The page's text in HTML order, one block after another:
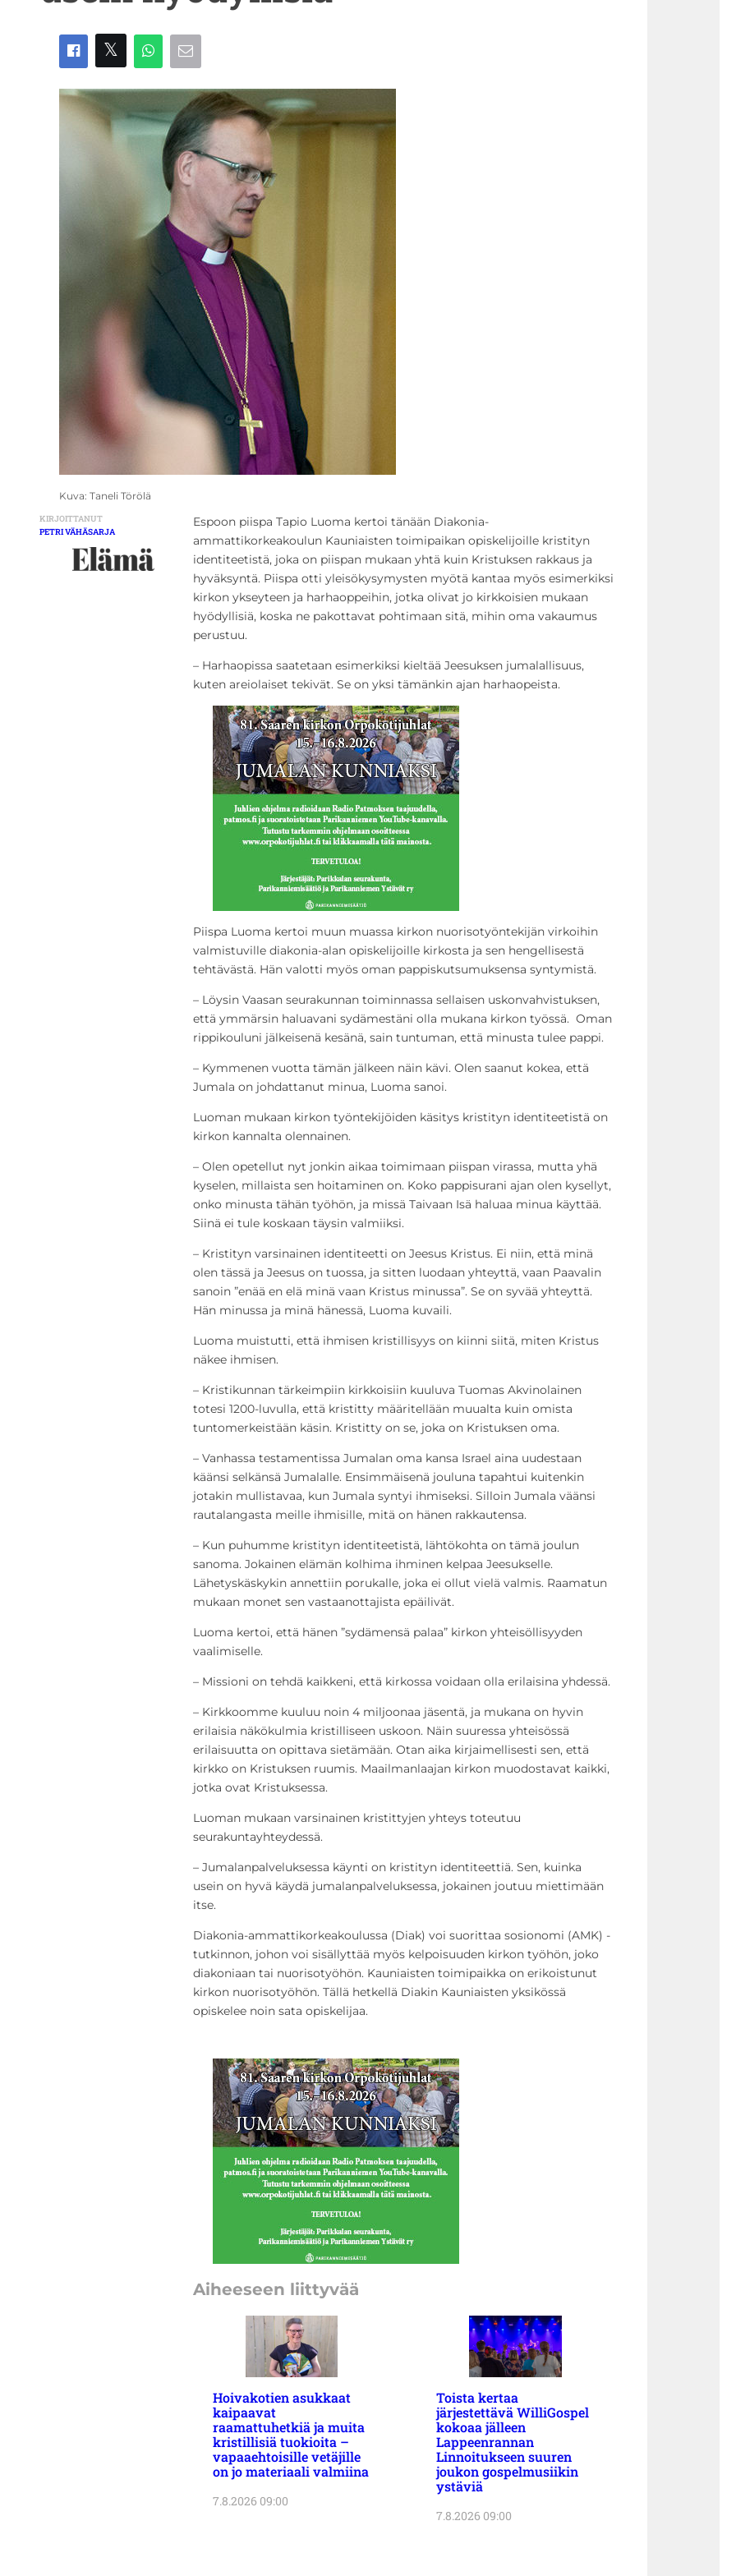
Kuva: Taneli Törölä
KIRJOITTANUT
PETRI VÄHÄSARJA
Espoon piispa Tapio Luoma kertoi tänään Diakonia-
ammattikorkeakoulun Kauniaisten toimipaikan opiskelijoille kristityn
identiteetistä, joka on piispan mukaan yhtä kuin Kristuksen rakkaus ja
hyväksyntä. Piispa otti yleisökysymysten myötä kantaa myös esimerkiksi
kirkon ykseyteen ja harhaoppeihin, jotka olivat jo kirkkoisien mukaan
hyödyllisiä, koska ne pakottavat pohtimaan sitä, mihin oma vakaumus
perustuu.
– Harhaopissa saatetaan esimerkiksi kieltää Jeesuksen jumalallisuus,
kuten areiolaiset tekivät. Se on yksi tämänkin ajan harhaopeista.
Piispa Luoma kertoi muun muassa kirkon nuorisotyöntekijän virkoihin
valmistuville diakonia-alan opiskelijoille kirkosta ja sen hengellisestä
tehtävästä. Hän valotti myös oman pappiskutsumuksensa syntymistä.
– Löysin Vaasan seurakunnan toiminnassa sellaisen uskonvahvistuksen,
että ymmärsin haluavani sydämestäni olla mukana kirkon työssä. Oman
rippikouluni jälkeisenä kesänä, sain tuntuman, että minusta tulee pappi.
– Kymmenen vuotta tämän jälkeen näin kävi. Olen saanut kokea, että
Jumala on johdattanut minua, Luoma sanoi.
Luoman mukaan kirkon työntekijöiden käsitys kristityn identiteetistä on
kirkon kannalta olennainen.
– Olen opetellut nyt jonkin aikaa toimimaan piispan virassa, mutta yhä
kyselen, millaista sen hoitaminen on. Koko pappisurani ajan olen kysellyt,
onko minusta tähän työhön, ja missä Taivaan Isä haluaa minua käyttää.
Siinä ei tule koskaan täysin valmiiksi.
– Kristityn varsinainen identiteetti on Jeesus Kristus. Ei niin, että minä
olen tässä ja Jeesus on tuossa, ja sitten luodaan yhteyttä, vaan Paavalin
sanoin ”enää en elä minä vaan Kristus minussa”. Se on syvää yhteyttä.
Hän minussa ja minä hänessä, Luoma kuvaili.
Luoma muistutti, että ihmisen kristillisyys on kiinni siitä, miten Kristus
näkee ihmisen.
– Kristikunnan tärkeimpiin kirkkoisiin kuuluva Tuomas Akvinolainen
totesi 1200-luvulla, että kristitty määritellään muualta kuin omista
tuntomerkeistään käsin. Kristitty on se, joka on Kristuksen oma.
– Vanhassa testamentissa Jumalan oma kansa Israel aina uudestaan
käänsi selkänsä Jumalalle. Ensimmäisenä jouluna tapahtui kuitenkin
jotakin mullistavaa, kun Jumala syntyi ihmiseksi. Silloin Jumala väänsi
rautalangasta meille ihmisille, mitä on hänen rakkautensa.
– Kun puhumme kristityn identiteetistä, lähtökohta on tämä joulun
sanoma. Jokainen elämän kolhima ihminen kelpaa Jeesukselle.
Lähetyskäskykin annettiin porukalle, joka ei ollut vielä valmis. Raamatun
mukaan monet sen vastaanottajista epäilivät.
Luoma kertoi, että hänen ”sydämensä palaa” kirkon yhteisöllisyyden
vaalimiselle.
– Missioni on tehdä kaikkeni, että kirkossa voidaan olla erilaisina yhdessä.
– Kirkkoomme kuuluu noin 4 miljoonaa jäsentä, ja mukana on hyvin
erilaisia näkökulmia kristilliseen uskoon. Näin suuressa yhteisössä
erilaisuutta on opittava sietämään. Otan aika kirjaimellisesti sen, että
kirkko on Kristuksen ruumis. Maailmanlaajan kirkon muodostavat kaikki,
jotka ovat Kristuksessa.
Luoman mukaan varsinainen kristittyjen yhteys toteutuu
seurakuntayhteydessä.
– Jumalanpalveluksessa käynti on kristityn identiteettiä. Sen, kuinka
usein on hyvä käydä jumalanpalveluksessa, jokainen joutuu miettimään
itse.
Diakonia-ammattikorkeakoulussa (Diak) voi suorittaa sosionomi (AMK) -
tutkinnon, johon voi sisällyttää myös kelpoisuuden kirkon työhön, joko
diakoniaan tai nuorisotyöhön. Kauniaisten toimipaikka on erikoistunut
kirkon nuorisotyöhön. Tällä hetkellä Diakin Kauniaisten yksikössä
opiskelee noin sata opiskelijaa.
Aiheeseen liittyvää
Hoivakotien asukkaat
kaipaavat
raamattuhetkiä ja muita
kristillisiä tuokioita –
vapaaehtoisille vetäjille
on jo materiaali valmiina
7.8.2026 09:00
Toista kertaa
järjestettävä WilliGospel
kokoaa jälleen
Lappeenrannan
Linnoitukseen suuren
joukon gospelmusiikin
ystäviä
7.8.2026 09:00